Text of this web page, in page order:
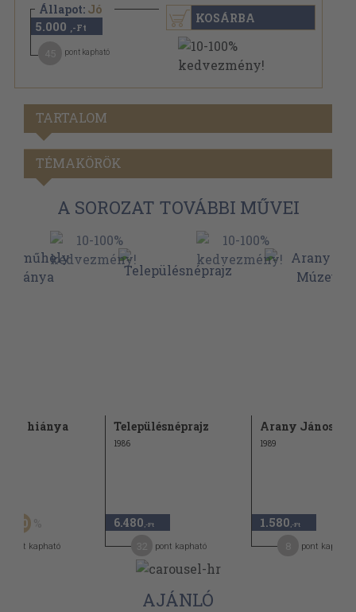
Állapot: Jó
5.000 ,-Ft
pont kapható
KOSÁRBA
TARTALOM
TÉMAKÖRÖK
A SOROZAT TOVÁBBI MŰVEI
hiánya
60
pont kapható
Településnéprajz
1986
6.480 ,-Ft
pont kapható
Arany János
1989
1.580 ,-Ft
pont kapható
AJÁNLÓ